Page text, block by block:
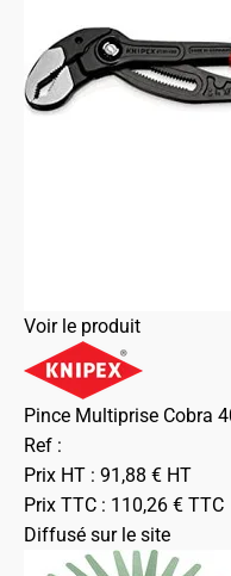
Voir le produit
Pince Multiprise Cobra
Ref :
Prix HT : 91,88 € HT
Prix TTC : 110,26 € TTC
Diffusé sur le site